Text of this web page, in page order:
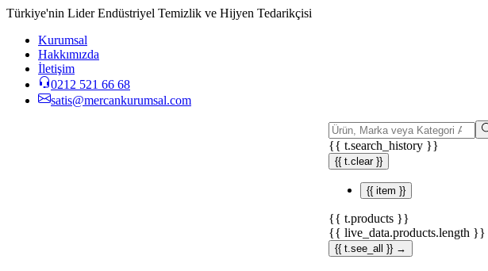
Türkiye'nin Lider Endüstriyel Temizlik ve Hijyen Tedarikçisi
Kurumsal
Hakkımızda
İletişim
0212 521 66 68
satis@mercankurumsal.com
{{ t.search_history }}
{{ t.clear }}
{{ item }}
{{ t.products }}
{{ live_data.products.length }}
{{ t.see_all }} →